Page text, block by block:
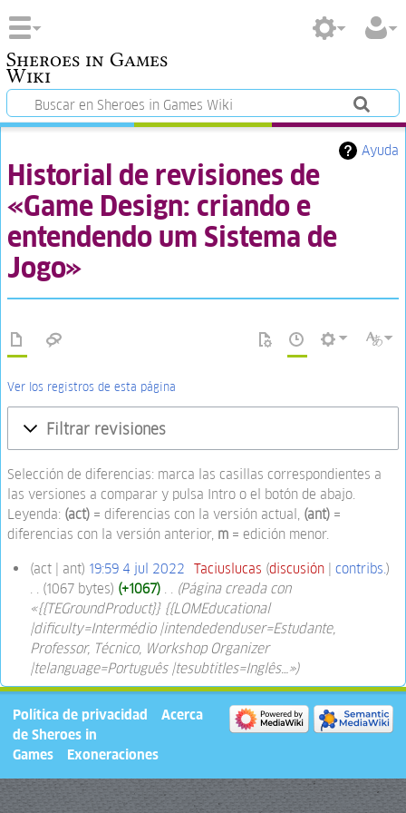
Sheroes in Games
Wiki
Ayuda
Historial de revisiones de
«Game Design: criando e
entendendo um Sistema de
Jogo»
Ver los registros de esta página
Filtrar revisiones
Selección de diferencias: marca las casillas correspondientes a
las versiones a comparar y pulsa Intro o el botón de abajo.
Leyenda: (act)= diferencias con la versión actual, (ant)=
diferencias con la versión anterior, m= edición menor.
act ant 19:59 4 jul 2022 Taciuslucas discusión
contribs.
1067 bytes
+1067
Página creada con
«{{TEGroundProduct}} {{LOMEducational
|dificulty=Intermédio |intendedenduser=Estudante,
Professor, Técnico, Workshop Organizer
|telanguage=Português |tesubtitles=Inglês…»
Política de privacidad
Acerca
de Sheroes in
Games
Exoneraciones